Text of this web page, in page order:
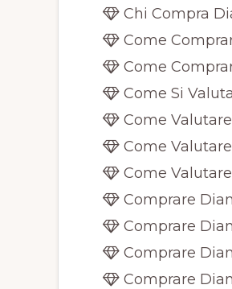
Chi Compra
Come
Come
Come Si
Come
Come
Come
Comprare
Comprare
Comprare
Comprare